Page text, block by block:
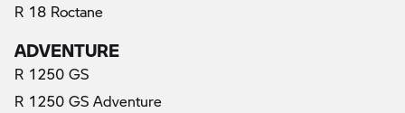
R 18 Roctane
ADVENTURE
R 1250 GS
R 1250 GS Adventure